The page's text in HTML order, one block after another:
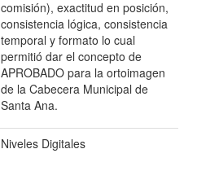
comisión), exactitud en posición,
consistencia lógica, consistencia
temporal y formato lo cual
permitió dar el concepto de
APROBADO para la ortoimagen
de la Cabecera Municipal de
Santa Ana.
Niveles Digitales